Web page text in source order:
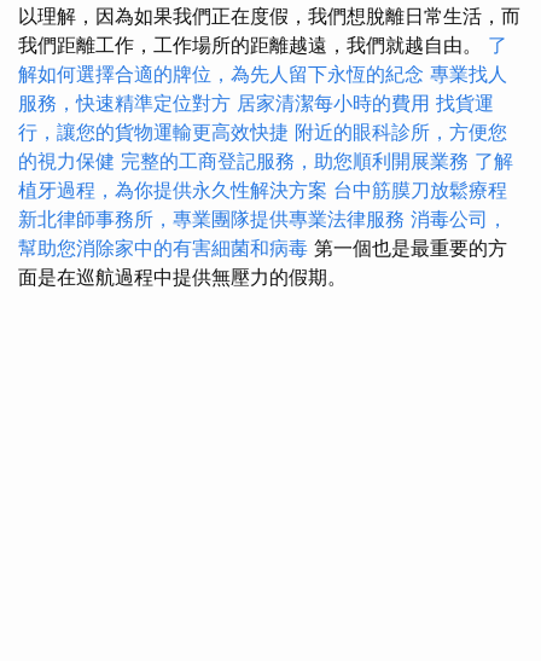
以理解，因為如果我們正在度假，我們想脫離日常生活，而
我們距離工作，工作場所的距離越遠，我們就越自由。 了
解如何選擇合適的牌位，為先人留下永恆的紀念 專業找人
服務，快速精準定位對方 居家清潔每小時的費用 找貨運
行，讓您的貨物運輸更高效快捷 附近的眼科診所，方便您
的視力保健 完整的工商登記服務，助您順利開展業務 了解
植牙過程，為你提供永久性解決方案 台中筋膜刀放鬆療程
新北律師事務所，專業團隊提供專業法律服務 消毒公司，
幫助您消除家中的有害細菌和病毒 第一個也是最重要的方
面是在巡航過程中提供無壓力的假期。